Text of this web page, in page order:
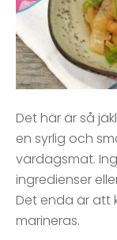
Det här är så
en syrlig och
vardagsmat.
ingredienser
Det enda är att
marineras.